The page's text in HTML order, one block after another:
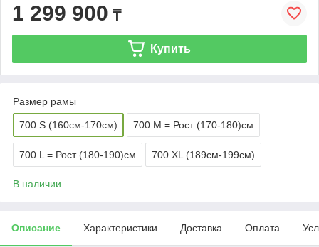
1 299 900 ₸
Купить
Размер рамы
700 S (160см-170см) 700 M = Рост (170-180)см
700 L = Рост (180-190)см 700 XL (189см-199см)
В наличии
Описание Характеристики Доставка Оплата